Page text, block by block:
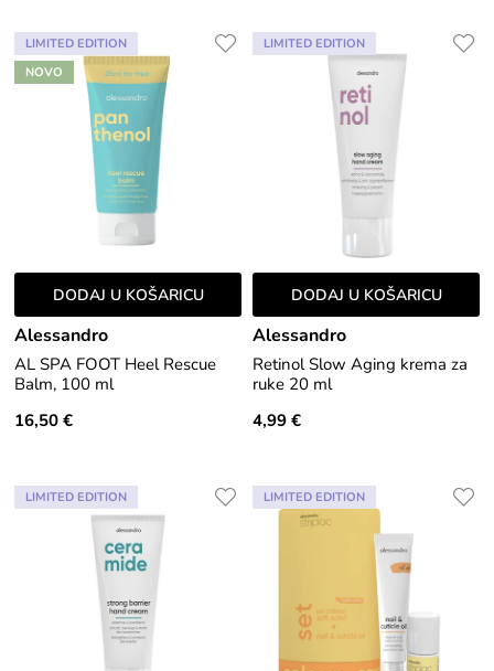
LIMITED EDITION
NOVO
DODAJ U KOŠARICU
Alessandro
AL SPA FOOT Heel Rescue
Balm, 100 ml
16,50 €
LIMITED EDITION
DODAJ U KOŠARICU
Alessandro
Retinol Slow Aging krema za
ruke 20 ml
4,99 €
LIMITED EDITION LIMITED EDITION